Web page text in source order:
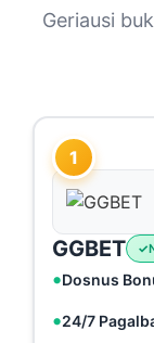
Geriausi
1
GGBET
Dosnus
24/7